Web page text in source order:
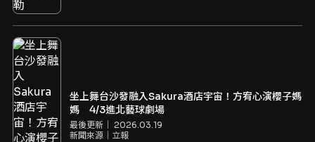
坐上舞台沙發融入Sakura酒店宇宙！方宥心演櫻子媽
媽 4/3進北藝球劇場
最後更新｜ 2026.03.19
新聞來源｜ 立報